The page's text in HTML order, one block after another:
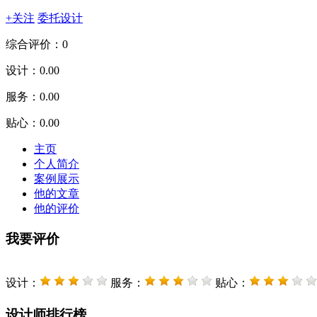
+关注 委托设计
综合评价：0
设计： 0.00
服务： 0.00
贴心： 0.00
主页
个人简介
案例展示
他的文章
他的评价
我要评价
设计： 服务： 贴心：